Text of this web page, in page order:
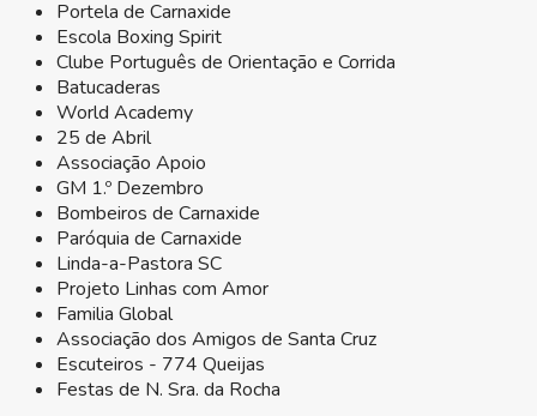
Portela de Carnaxide
Escola Boxing Spirit
Clube Português de Orientação e Corrida
Batucaderas
World Academy
25 de Abril
Associação Apoio
GM 1.º Dezembro
Bombeiros de Carnaxide
Paróquia de Carnaxide
Linda-a-Pastora SC
Projeto Linhas com Amor
Familia Global
Associação dos Amigos de Santa Cruz
Escuteiros - 774 Queijas
Festas de N. Sra. da Rocha